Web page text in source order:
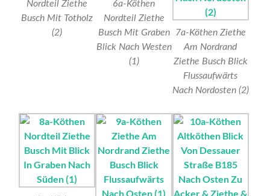
Nordteil Ziethe
Busch Mit Totholz
(2)
6a-Köthen
Nordteil Ziethe
Busch Mit Graben
Blick Nach Westen
(1)
7a-Köthen Ziethe
Am Nordrand
Ziethe Busch Blick
Flussaufwärts
Nach Nordosten (2)